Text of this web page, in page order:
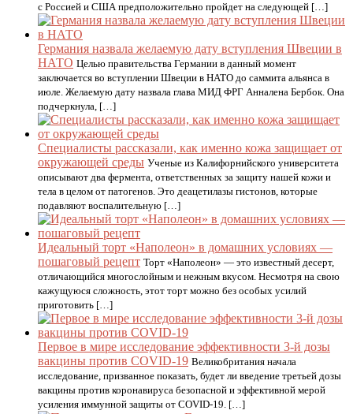
с Россией и США предположительно пройдет на следующей […]
Германия назвала желаемую дату вступления Швеции в
НАТО Целью правительства Германии в данный момент
заключается во вступлении Швеции в НАТО до саммита альянса в
июле. Желаемую дату назвала глава МИД ФРГ Анналена Бербок. Она
подчеркнула, […]
Специалисты рассказали, как именно кожа защищает от
окружающей среды Ученые из Калифорнийского университета
описывают два фермента, ответственных за защиту нашей кожи и
тела в целом от патогенов. Это деацетилазы гистонов, которые
подавляют воспалительную […]
Идеальный торт «Наполеон» в домашних условиях —
пошаговый рецепт Торт «Наполеон» — это известный десерт,
отличающийся многослойным и нежным вкусом. Несмотря на свою
кажущуюся сложность, этот торт можно без особых усилий
приготовить […]
Первое в мире исследование эффективности 3-й дозы
вакцины против COVID-19 Великобритания начала
исследование, призванное показать, будет ли введение третьей дозы
вакцины против коронавируса безопасной и эффективной мерой
усиления иммунной защиты от COVID-19. […]